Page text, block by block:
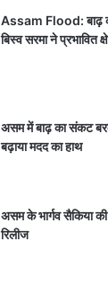
Assam Flood: बाढ़
बिस्व सरमा ने प्रभावित
असम में बाढ़ का संकट
बढ़ाया मदद का हाथ
असम के भार्गव सैकिया की
रिलीज